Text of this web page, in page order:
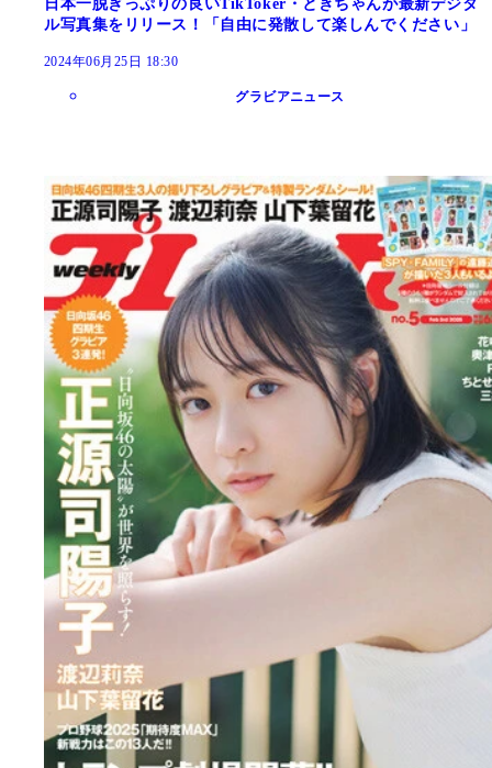
日本一脱ぎっぷりの良いTikToker・ときちゃんが最新デジタ
ル写真集をリリース！「自由に発散して楽しんでください」
2024年06月25日 18:30
グラビアニュース